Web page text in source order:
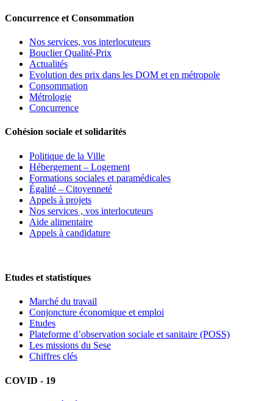
Concurrence et Consommation
Nos services, vos interlocuteurs
Bouclier Qualité-Prix
Actualités
Evolution des prix dans les DOM et en métropole
Consommation
Métrologie
Concurrence
Cohésion sociale et solidarités
Politique de la Ville
Hébergement – Logement
Formations sociales et paramédicales
Égalité – Citoyenneté
Appels à projets
Nos services , vos interlocuteurs
Aide alimentaire
Appels à candidature
Etudes et statistiques
Marché du travail
Conjoncture économique et emploi
Etudes
Plateforme d’observation sociale et sanitaire (POSS)
Les missions du Sese
Chiffres clés
COVID - 19